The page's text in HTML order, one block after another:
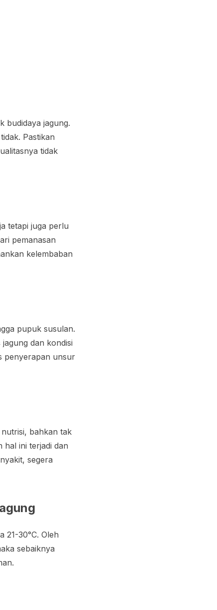
budidaya jagung.
Pastikan
tidak
tetapi juga perlu
pemanasan
kelembaban
pupuk susulan.
dan kondisi
penyerapan unsur
bahkan tak
hal ini terjadi dan
segera
21-30°C. Oleh
sebaiknya